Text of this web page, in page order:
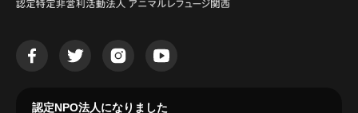
認定NPO法人になりました